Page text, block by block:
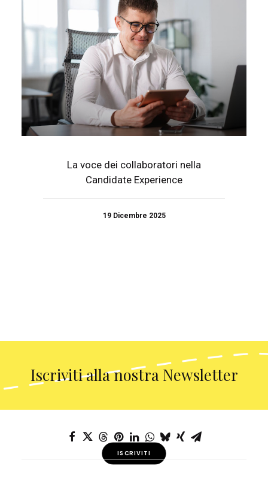
La voce dei collaboratori nella
Candidate Experience
19 Dicembre 2025
Iscriviti alla nostra Newsletter
ISCRIVITI